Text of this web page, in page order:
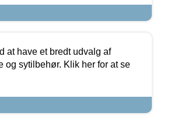
at have et bredt udvalg af
og sytilbehør. Klik her for at se